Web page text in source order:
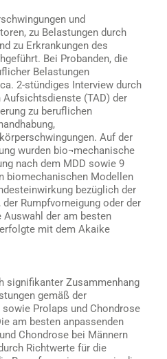
und
zu Belastungen durch
zu Erkrankungen des
Bei Probanden, die
Belastungen
2-stündiges Interview durch
Aufsichtsdienste (TAD) der
zu beruflichen
Auf der
wurden bio¬mechanische
nach dem MDD sowie 9
biomechanischen Modellen
bezüglich der
Rumpfvorneigung oder der
der am besten
mit dem Akaike
signifikanter Zusammenhang
gemäß der
Prolaps und Chondrose
am besten anpassenden
Chondrose bei Männern
Richtwerte für die